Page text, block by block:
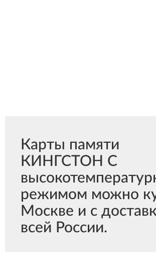
Карты памяти
КИНГСТОН С
режимом можно
Москве и с
всей России.